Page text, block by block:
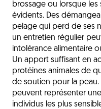
brossage ou lorsque
évidents. Des
pelage qui perd de ses
un entretien régulier
intolérance alimentaire
Un apport suffisant en
protéines animales de
de soutien pour la
peuvent représenter
individus les plus